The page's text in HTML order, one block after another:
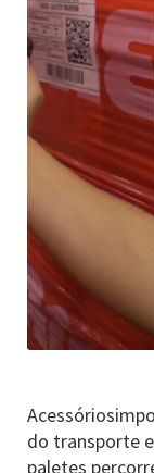
do transporte
paletes